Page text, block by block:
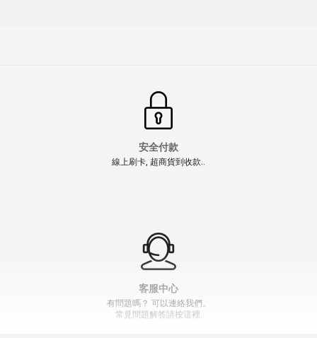
安全付款
線上刷卡, 超商貨到收款..
客服中心
有問題嗎？ 可以連絡我們。
常見問題解答請按這裡.